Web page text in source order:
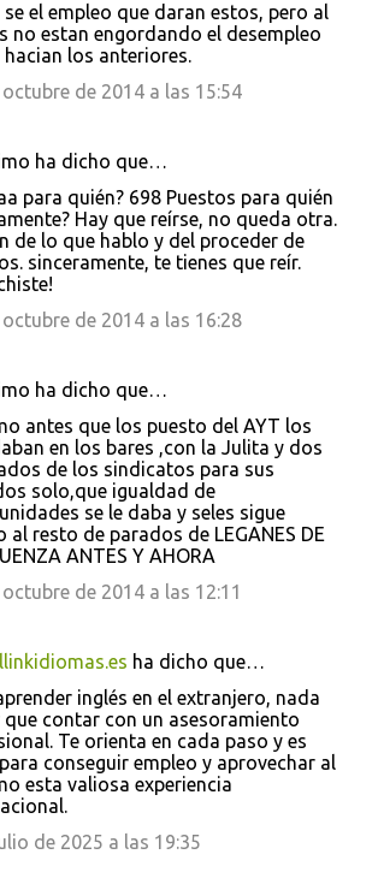
se el empleo que daran estos, pero al
no estan engordando el desempleo
los anteriores.
de 2014 a las 15:54
ha dicho que…
para quién? 698 Puestos para quién
Hay que reírse, no queda otra.
de lo que hablo y del proceder de
sinceramente, te tienes que reír.
de 2014 a las 16:28
ha dicho que…
antes que los puesto del AYT los
en los bares ,con la Julita y dos
de los sindicatos para sus
solo,que igualdad de
se le daba y seles sigue
al resto de parados de LEGANES DE
ANTES Y AHORA
de 2014 a las 12:11
ha dicho que…
inglés en el extranjero, nada
que contar con un asesoramiento
Te orienta en cada paso y es
conseguir empleo y aprovechar al
esta valiosa experiencia
de 2025 a las 19:35